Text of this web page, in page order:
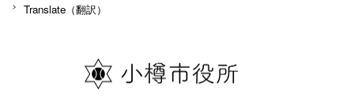
Translate（翻訳）